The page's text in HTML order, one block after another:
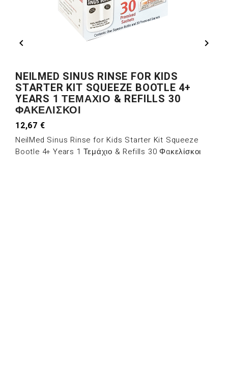
 
NEILMED SINUS RINSE FOR KIDS
STARTER KIT SQUEEZE BOOTLE 4+
YEARS 1 ΤΕΜΆΧΙΟ & REFILLS 30
ΦΑΚΕΛΊΣΚΟΙ
12,67 €
NeilMed Sinus Rinse for Kids Starter Kit Squeeze
Bootle 4+ Years 1 Τεμάχιο & Refills 30 Φακελίσκοι